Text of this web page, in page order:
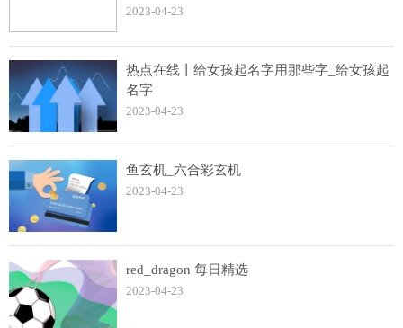
2023-04-23
热点在线丨给女孩起名字用那些字_给女孩起
名字
2023-04-23
鱼玄机_六合彩玄机
2023-04-23
red_dragon 每日精选
2023-04-23